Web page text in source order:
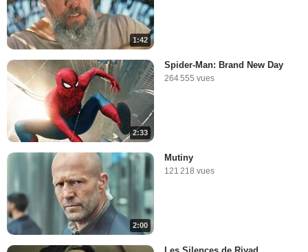
1:42
2:33
Spider-Man: Brand New Day
264 555 vues
2:00
Mutiny
121 218 vues